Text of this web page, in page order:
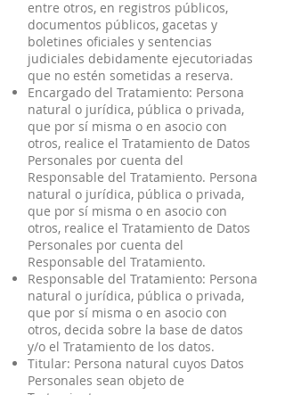
entre otros, en registros públicos,
documentos públicos, gacetas y
boletines oficiales y sentencias
judiciales debidamente ejecutoriadas
que no estén sometidas a reserva.
Encargado del Tratamiento: Persona
natural o jurídica, pública o privada,
que por sí misma o en asocio con
otros, realice el Tratamiento de Datos
Personales por cuenta del
Responsable del Tratamiento. Persona
natural o jurídica, pública o privada,
que por sí misma o en asocio con
otros, realice el Tratamiento de Datos
Personales por cuenta del
Responsable del Tratamiento.
Responsable del Tratamiento: Persona
natural o jurídica, pública o privada,
que por sí misma o en asocio con
otros, decida sobre la base de datos
y/o el Tratamiento de los datos.
Titular: Persona natural cuyos Datos
Personales sean objeto de